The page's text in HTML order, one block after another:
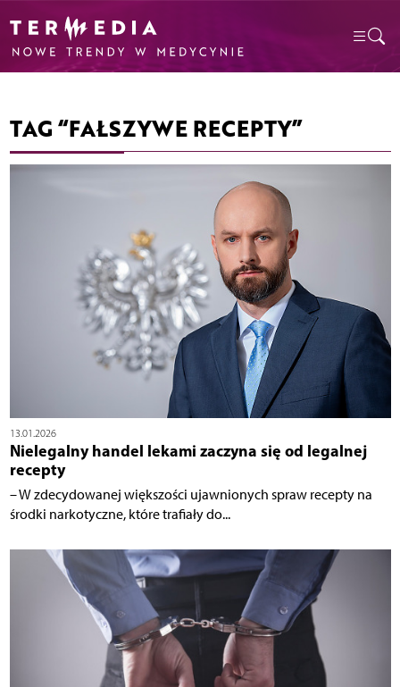
TAG “FAŁSZYWE RECEPTY”
13.01.2026
Nielegalny handel lekami zaczyna się od legalnej
recepty
– W zdecydowanej większości ujawnionych spraw recepty na
środki narkotyczne, które trafiały do...